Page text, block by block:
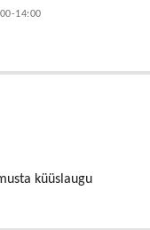
14:00
küüslaugu